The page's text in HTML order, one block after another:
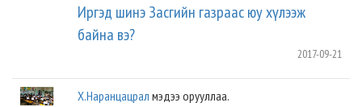
Иргэд шинэ Засгийн газраас юу хүлээж
байна вэ?
2017-09-21
Х.Наранцацрал мэдээ орууллаа.